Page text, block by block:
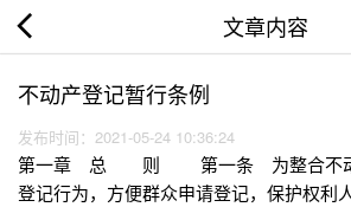
文章内容
不动产登记暂行条例
发布时间：2021-05-24 10:36:24
第一章 总 则 第一条 为整合不动
登记行为，方便群众申请登记，保护权利